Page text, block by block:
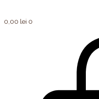
0,00 lei 0